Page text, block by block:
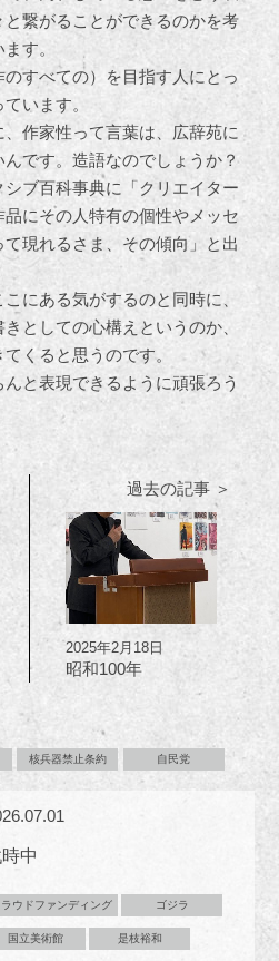
繋がることができるのかを考
す。
すべての）を目指す人にとっ
います。
作家性って言葉は、広辞苑に
です。造語なのでしょうか？
ブ百科事典に「クリエイター
にその人特有の個性やメッセ
現れるさま、その傾向」と出
にある気がするのと同時に、
としての心構えというのか、
くると思うのです。
と表現できるように頑張ろう
過去の記事 ＞
2025年2月18日
昭和100年
核兵器禁止条約 自民党
中
ラウドファンディング ゴジラ
国立美術館 是枝裕和